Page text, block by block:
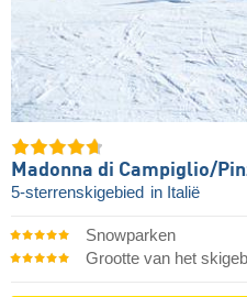
Madonna di Campiglio/​
5-sterrenskigebied in Italië
Snowparken
Grootte van het